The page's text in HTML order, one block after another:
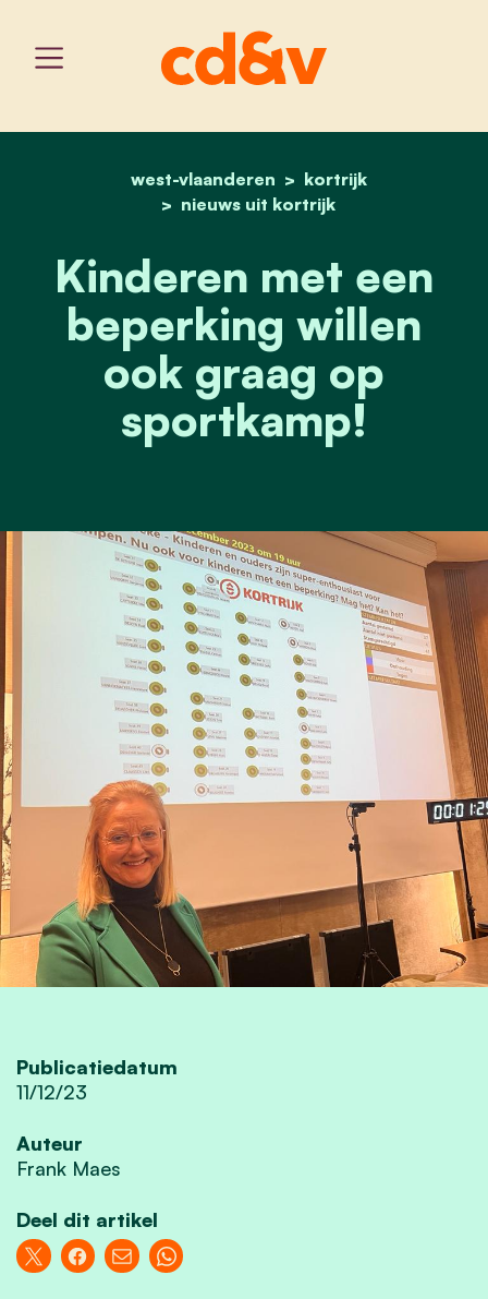
home
west-vlaanderen
kortrijk
nieuws uit kortrijk
kinderen met een
Kinderen met een
beperking willen
ook graag op
sportkamp!
Publicatiedatum
11/12/23
Auteur
Frank Maes
Deel dit artikel